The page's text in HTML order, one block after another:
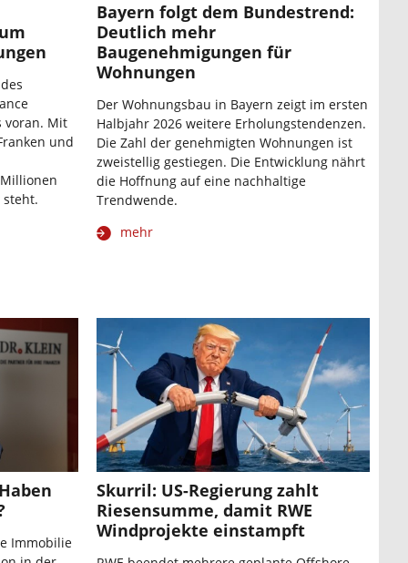
voran. Mit
und
steht.
Bayern folgt dem Bundestrend:
Deutlich mehr
Baugenehmigungen für
Wohnungen
Der Wohnungsbau in Bayern zeigt im ersten
Halbjahr 2026 weitere Erholungstendenzen.
Die Zahl der genehmigten Wohnungen ist
zweistellig gestiegen. Die Entwicklung nährt
die Hoffnung auf eine nachhaltige
Trendwende.
mehr
Immobilie
Skurril: US-Regierung zahlt
Riesensumme, damit RWE
Windprojekte einstampft